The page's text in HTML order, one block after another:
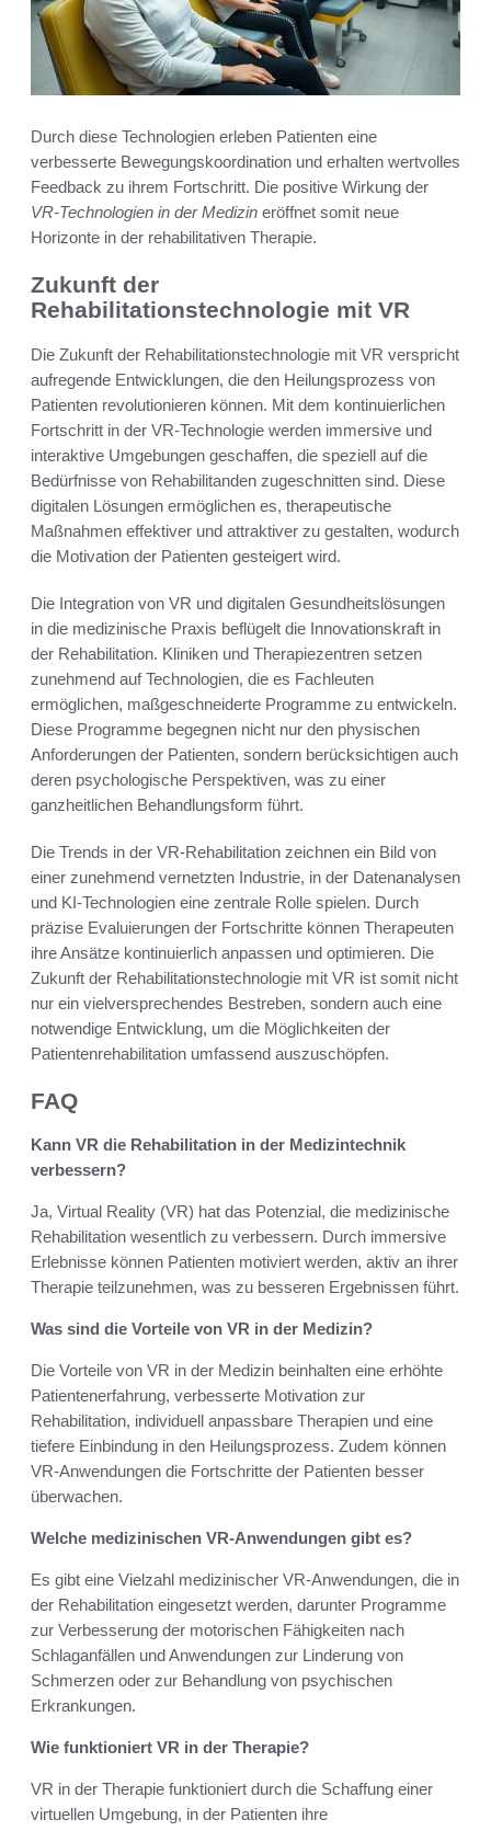
Durch diese Technologien erleben Patienten eine
verbesserte Bewegungskoordination und erhalten wertvolles
Feedback zu ihrem Fortschritt. Die positive Wirkung der
VR-Technologien in der Medizin eröffnet somit neue
Horizonte in der rehabilitativen Therapie.
Zukunft der
Rehabilitationstechnologie mit VR
Die Zukunft der Rehabilitationstechnologie mit VR verspricht
aufregende Entwicklungen, die den Heilungsprozess von
Patienten revolutionieren können. Mit dem kontinuierlichen
Fortschritt in der VR-Technologie werden immersive und
interaktive Umgebungen geschaffen, die speziell auf die
Bedürfnisse von Rehabilitanden zugeschnitten sind. Diese
digitalen Lösungen ermöglichen es, therapeutische
Maßnahmen effektiver und attraktiver zu gestalten, wodurch
die Motivation der Patienten gesteigert wird.
Die Integration von VR und digitalen Gesundheitslösungen
in die medizinische Praxis beflügelt die Innovationskraft in
der Rehabilitation. Kliniken und Therapiezentren setzen
zunehmend auf Technologien, die es Fachleuten
ermöglichen, maßgeschneiderte Programme zu entwickeln.
Diese Programme begegnen nicht nur den physischen
Anforderungen der Patienten, sondern berücksichtigen auch
deren psychologische Perspektiven, was zu einer
ganzheitlichen Behandlungsform führt.
Die Trends in der VR-Rehabilitation zeichnen ein Bild von
einer zunehmend vernetzten Industrie, in der Datenanalysen
und KI-Technologien eine zentrale Rolle spielen. Durch
präzise Evaluierungen der Fortschritte können Therapeuten
ihre Ansätze kontinuierlich anpassen und optimieren. Die
Zukunft der Rehabilitationstechnologie mit VR ist somit nicht
nur ein vielversprechendes Bestreben, sondern auch eine
notwendige Entwicklung, um die Möglichkeiten der
Patientenrehabilitation umfassend auszuschöpfen.
FAQ
Kann VR die Rehabilitation in der Medizintechnik
verbessern?
Ja, Virtual Reality (VR) hat das Potenzial, die medizinische
Rehabilitation wesentlich zu verbessern. Durch immersive
Erlebnisse können Patienten motiviert werden, aktiv an ihrer
Therapie teilzunehmen, was zu besseren Ergebnissen führt.
Was sind die Vorteile von VR in der Medizin?
Die Vorteile von VR in der Medizin beinhalten eine erhöhte
Patientenerfahrung, verbesserte Motivation zur
Rehabilitation, individuell anpassbare Therapien und eine
tiefere Einbindung in den Heilungsprozess. Zudem können
VR-Anwendungen die Fortschritte der Patienten besser
überwachen.
Welche medizinischen VR-Anwendungen gibt es?
Es gibt eine Vielzahl medizinischer VR-Anwendungen, die in
der Rehabilitation eingesetzt werden, darunter Programme
zur Verbesserung der motorischen Fähigkeiten nach
Schlaganfällen und Anwendungen zur Linderung von
Schmerzen oder zur Behandlung von psychischen
Erkrankungen.
Wie funktioniert VR in der Therapie?
VR in der Therapie funktioniert durch die Schaffung einer
virtuellen Umgebung, in der Patienten ihre